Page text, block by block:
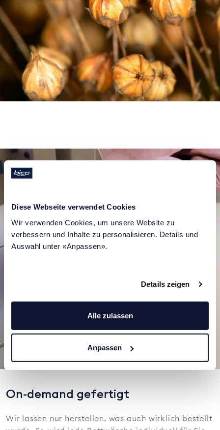
Diese Webseite verwendet Cookies
Wir verwenden Cookies, um unsere Website zu
verbessern und Inhalte zu personalisieren. Details und
Auswahl unter «Anpassen».
Details zeigen
Alle zulassen
Anpassen
On-demand gefertigt
Wir lassen nur herstellen, was auch wirklich bestellt